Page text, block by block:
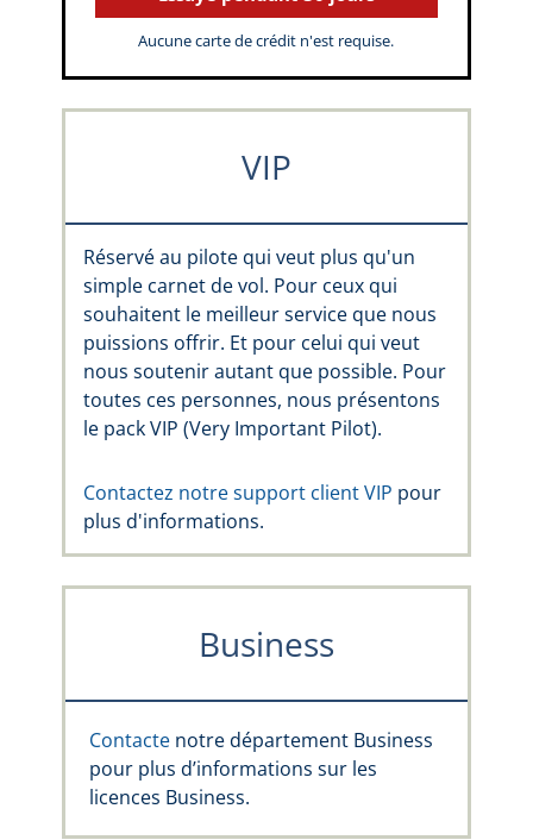
Aucune carte de crédit n'est requise.
VIP
Réservé au pilote qui veut plus qu'un
simple carnet de vol. Pour ceux qui
souhaitent le meilleur service que nous
puissions offrir. Et pour celui qui veut
nous soutenir autant que possible. Pour
toutes ces personnes, nous présentons
le pack VIP (Very Important Pilot).
Contactez notre support client VIP pour
plus d'informations.
Business
Contacte notre département Business
pour plus d’informations sur les
licences Business.